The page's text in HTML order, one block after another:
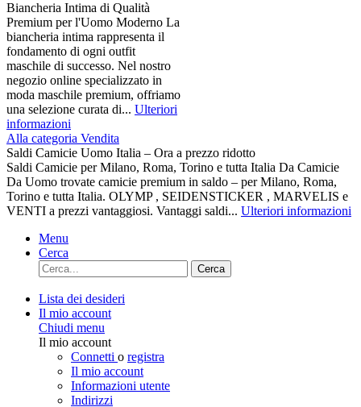
Biancheria Intima di Qualità
Premium per l'Uomo Moderno La
biancheria intima rappresenta il
fondamento di ogni outfit
maschile di successo. Nel nostro
negozio online specializzato in
moda maschile premium, offriamo
una selezione curata di... Ulteriori
informazioni
Alla categoria Vendita
Saldi Camicie Uomo Italia – Ora a prezzo ridotto
Saldi Camicie per Milano, Roma, Torino e tutta Italia Da Camicie
Da Uomo trovate camicie premium in saldo – per Milano, Roma,
Torino e tutta Italia. OLYMP , SEIDENSTICKER , MARVELIS e
VENTI a prezzi vantaggiosi. Vantaggi saldi... Ulteriori informazioni
Menu
Cerca
Cerca
Lista dei desideri
Il mio account
Chiudi menu
Il mio account
Connetti o registra
Il mio account
Informazioni utente
Indirizzi